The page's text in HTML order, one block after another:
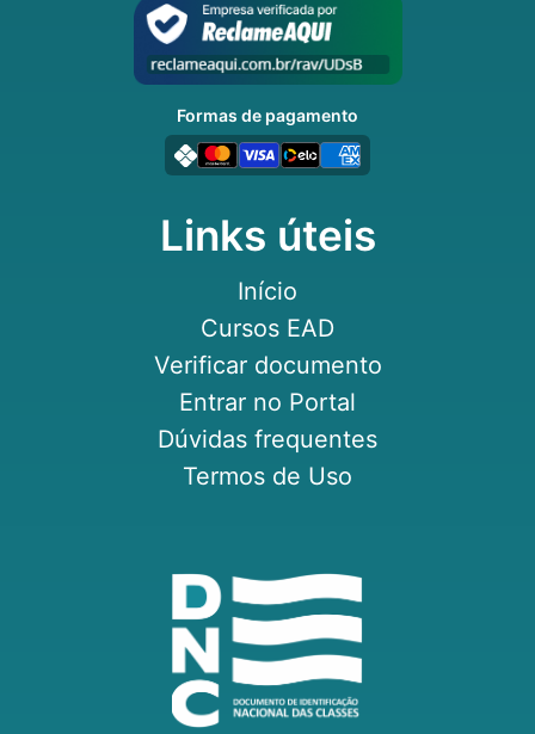
Links úteis
Início
Cursos EAD
Verificar documento
Entrar no Portal
Dúvidas frequentes
Termos de Uso
Formas de pagamento